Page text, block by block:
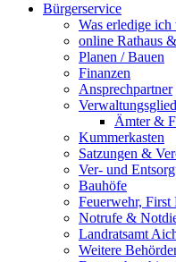
Bürgerservice
Was erledige ich
online Rathaus
Planen / Bauen
Finanzen
Ansprechpartner
Ämter &
Kummerkasten
Satzungen &
Ver- und
Bauhöfe
Feuerwehr, First
Notrufe &
Landratsamt
Weitere